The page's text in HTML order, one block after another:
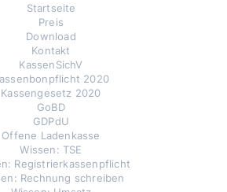
Startseite
Preis
Download
Kontakt
KassenSichV
2020
Kassengesetz 2020
GoBD
GDPdU
Offene Ladenkasse
Wissen: TSE
Registrierkassenpflicht
Rechnung schreiben